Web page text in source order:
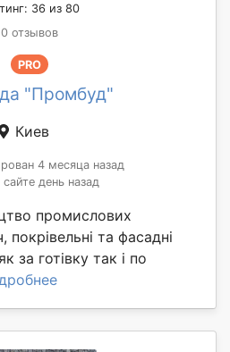
36 из 80
0 отзывов
PRO
"Промбуд"
Киев
4 месяца назад
день назад
промислових
та фасадні
за готівку так і по